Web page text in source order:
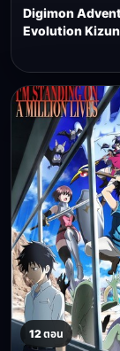
Digimon
Evolution
12 ตอน